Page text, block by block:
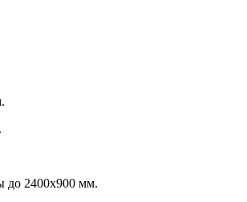
до 2400х900 мм.